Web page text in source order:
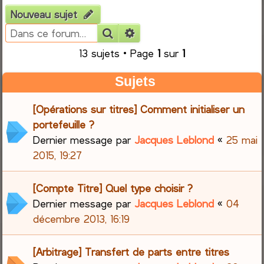
c
h
r
Nouveau sujet
Rechercher
13 sujets • Page 1 sur 1
Sujets
[Opérations sur titres] Comment initialiser un
portefeuille ?
Dernier message parJacques Leblond «25 mai
2015, 19:27
[Compte Titre] Quel type choisir ?
Dernier message parJacques Leblond «04
décembre 2013, 16:19
[Arbitrage] Transfert de parts entre titres